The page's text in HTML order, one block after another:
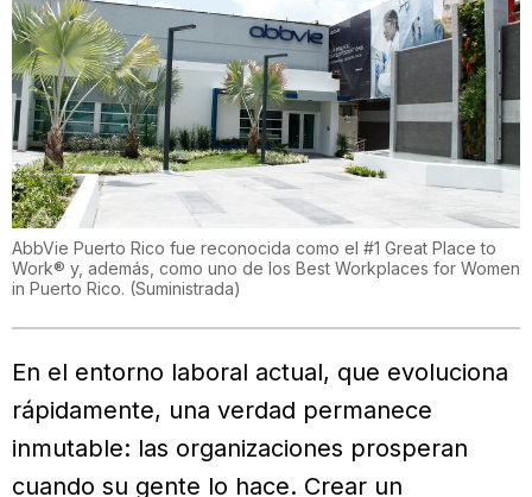
AbbVie Puerto Rico fue reconocida como el #1 Great Place to
Work® y, además, como uno de los Best Workplaces for Women
in Puerto Rico. (Suministrada)
En el entorno laboral actual, que evoluciona
rápidamente, una verdad permanece
inmutable: las organizaciones prosperan
cuando su gente lo hace. Crear un